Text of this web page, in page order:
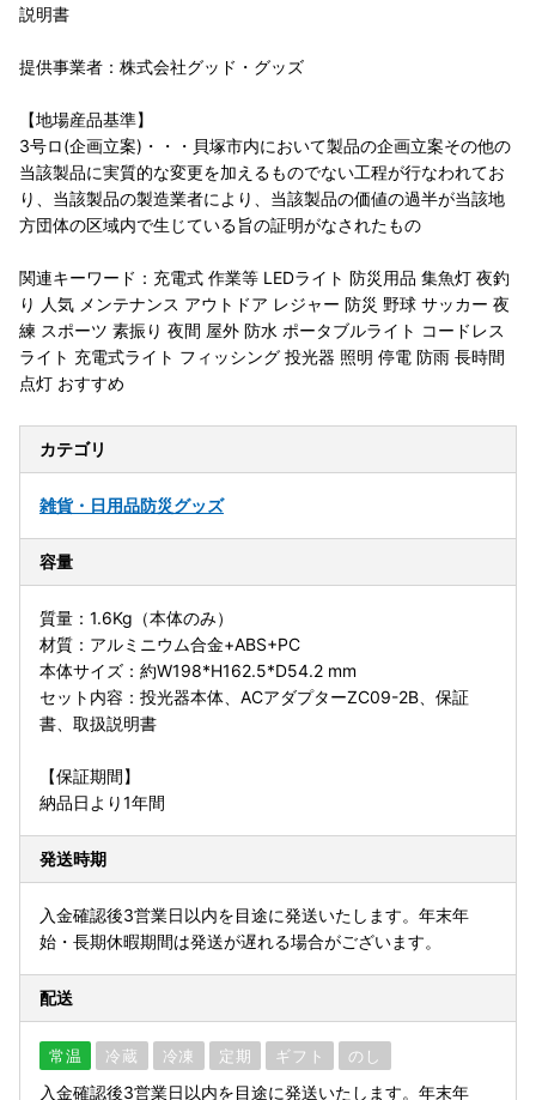
説明書
提供事業者：株式会社グッド・グッズ
【地場産品基準】
3号ロ(企画立案)・・・貝塚市内において製品の企画立案その他の
当該製品に実質的な変更を加えるものでない工程が行なわれてお
り、当該製品の製造業者により、当該製品の価値の過半が当該地
方団体の区域内で生じている旨の証明がなされたもの
関連キーワード：充電式 作業等 LEDライト 防災用品 集魚灯 夜釣
り 人気 メンテナンス アウトドア レジャー 防災 野球 サッカー 夜
練 スポーツ 素振り 夜間 屋外 防水 ポータブルライト コードレス
ライト 充電式ライト フィッシング 投光器 照明 停電 防雨 長時間
点灯 おすすめ
カテゴリ
雑貨・日用品防災グッズ
容量
質量：1.6Kg（本体のみ）
材質：アルミニウム合金+ABS+PC
本体サイズ：約W198*H162.5*D54.2 mm
セット内容：投光器本体、ACアダプターZC09-2B、保証
書、取扱説明書
【保証期間】
納品日より1年間
発送時期
入金確認後3営業日以内を目途に発送いたします。年末年
始・長期休暇期間は発送が遅れる場合がございます。
配送
常温 冷蔵 冷凍 定期 ギフト のし
入金確認後3営業日以内を目途に発送いたします。年末年